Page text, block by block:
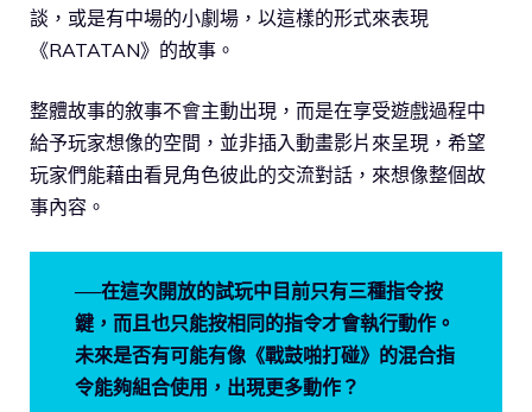
談，或是有中場的小劇場，以這樣的形式來表現
《RATATAN》的故事。
整體故事的敘事不會主動出現，而是在享受遊戲過程中
給予玩家想像的空間，並非插入動畫影片來呈現，希望
玩家們能藉由看見角色彼此的交流對話，來想像整個故
事內容。
──在這次開放的試玩中目前只有三種指令按
鍵，而且也只能按相同的指令才會執行動作。
未來是否有可能有像《戰鼓啪打碰》的混合指
令能夠組合使用，出現更多動作？